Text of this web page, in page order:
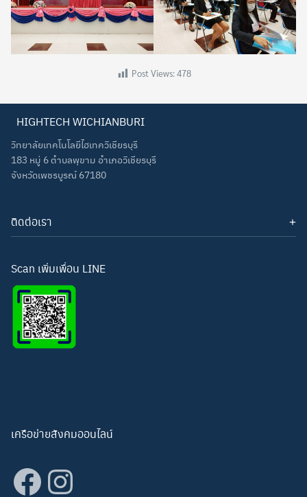
Post Views:478
HIGHTECH WICHIANBURI
วิทยาลัยเทคโนโลยีไฮเทควิเชียรบุรี
183 หมู่ 6 ตำบลพุขาม อำเภอวิเชียรบุรี
จังหวัดเพชรบูรณ์ 67180
ติดต่อเรา
โทรศัพท์: 093-3277343
อีเมล: hightechwichian@gmail.com
Scan เพิ่มเพื่อน LINE
เครือข่ายสังคมออนไลน์
Facebook
Instagram